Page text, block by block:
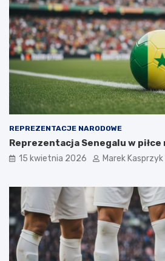
REPREZENTACJE NARODOWE
Reprezentacja Senegalu w piłce
15 kwietnia 2026 Marek Kasprzyk